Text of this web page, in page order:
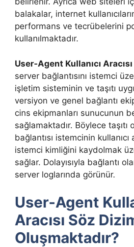
balakalar, internet
performans ve tecrübelerini
kullanılmaktadır.
User-Agent Kullanıcı Aracısı
server bağlantısını istemci
işletim sisteminin ve taşıtı
versiyon ve genel bağlantı
cins ekipmanları sunucunun
sağlamaktadır. Böylece
bağlantısı istemcinin kullanıcı
istemci kimliğini kaydolmak
sağlar. Dolayısıyla bağlantı
server loglarında görünür.
User-Agent
Aracısı Söz
Oluşmaktadır?